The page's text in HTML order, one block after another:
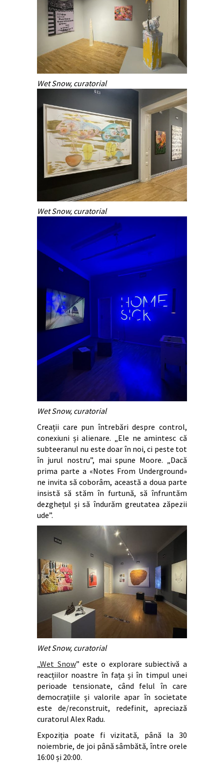
Wet Snow, curatorial
Wet Snow, curatorial
Wet Snow, curatorial
Creații care pun întrebări despre control,
conexiuni și alienare. „Ele ne amintesc că
subteeranul nu este doar în noi, ci peste tot
în jurul nostru”, mai spune Moore. „Dacă
prima parte a «Notes From Underground»
ne invita să coborâm, această a doua parte
insistă să stăm în furtună, să înfruntăm
dezghețul și să îndurăm greutatea zăpezii
ude”.
Wet Snow, curatorial
Wet Snow” este o explorare subiectivă a
reacțiilor noastre în fața și în timpul unei
perioade tensionate, când felul în care
democrațiile și valorile apar în societate
este de/reconstruit, redefinit, apreciază
curatorul Alex Radu.
Expoziția poate fi vizitată, până la 30
noiembrie, de joi până sâmbătă, între orele
16:00 și 20:00.